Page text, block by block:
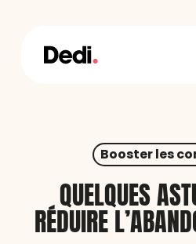
Booster les
QUELQUES
RÉDUIRE